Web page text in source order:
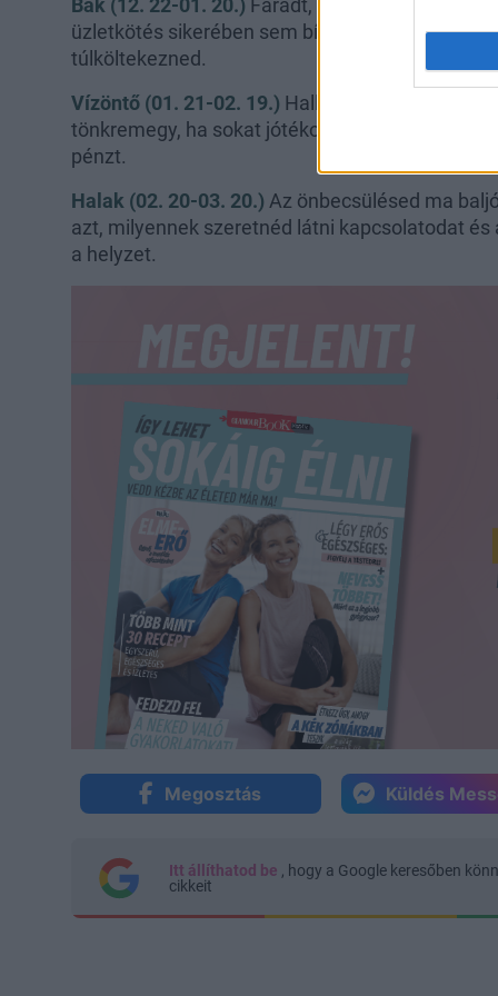
Bak (12. 22-01. 20.) Fáradt, hiszékeny és
üzletkötés sikerében sem bízhatsz, ezért előre
túlköltekezned.
Vízöntő (01. 21-02. 19.) Hallgass józanabb
tönkremegy, ha sokat jótékonykodsz, és olyan
pénzt.
Halak (02. 20-03. 20.) Az önbecsülésed ma
azt, milyennek szeretnéd látni kapcsolatodat
a helyzet.
Megosztás Küldés
Itt állíthatod be , hogy a Google keresőben
cikkeit